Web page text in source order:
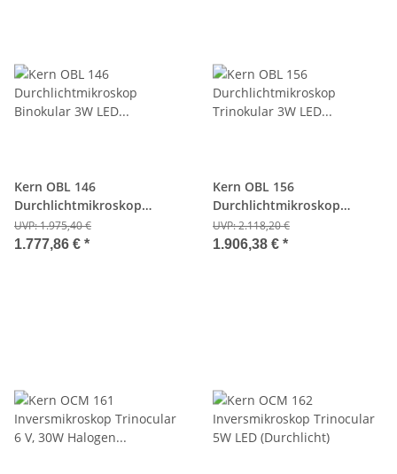
Kern OBL 146
Durchlichtmikroskop
Binokular 3W LED
(Durchlicht)
UVP:1.975,40 €
1.777,86 € *
Kern OBL 156
Durchlichtmikroskop
Trinokular 3W LED
(Durchlicht)
UVP:2.118,20 €
1.906,38 € *